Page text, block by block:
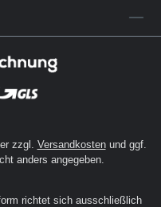
zzgl. Versandkostenund ggf.
anders angegeben.
richtet sich ausschließlich